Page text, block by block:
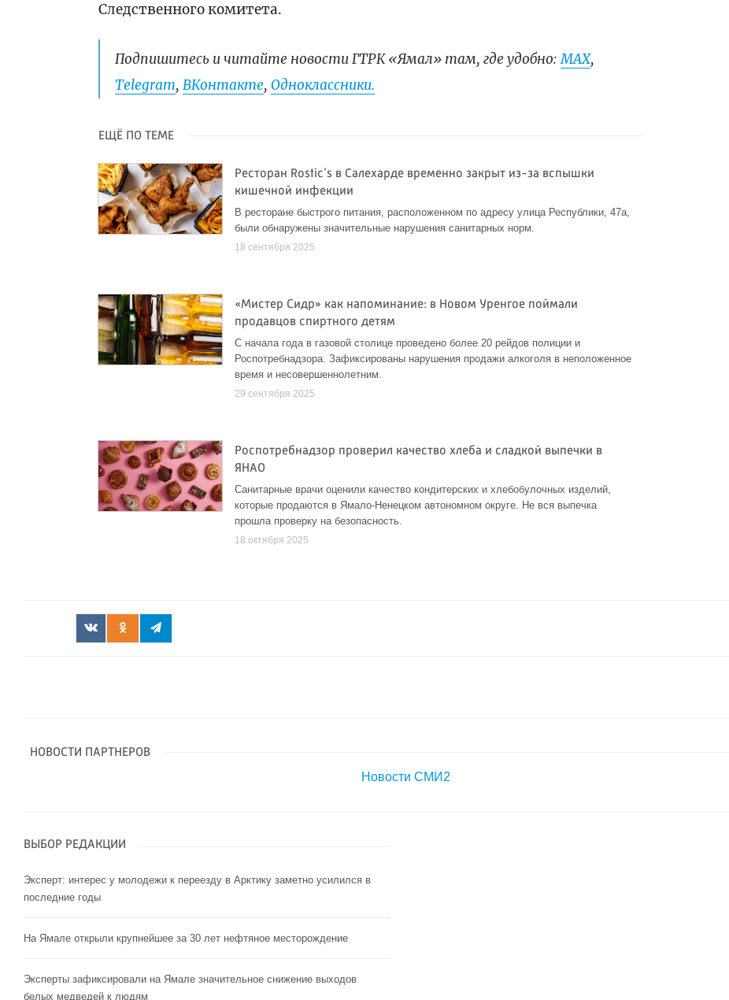
Следственного комитета.
Подпишитесь и читайте новости ГТРК «Ямал» там, где удобно:МАХ,
Telegram,ВКонтакте,Одноклассники.
ЕЩЁ ПО ТЕМЕ
Ресторан Rostic’s в Салехарде временно закрыт из-за вспышки
кишечной инфекции
В ресторане быстрого питания, расположенном по адресу улица Республики, 47а,
были обнаружены значительные нарушения санитарных норм.
18 сентября 2025
«Мистер Сидр» как напоминание: в Новом Уренгое поймали
продавцов спиртного детям
С начала года в газовой столице проведено более 20 рейдов полиции и
Роспотребнадзора. Зафиксированы нарушения продажи алкоголя в неположенное
время и несовершеннолетним.
29 сентября 2025
Роспотребнадзор проверил качество хлеба и сладкой выпечки в
ЯНАО
Санитарные врачи оценили качество кондитерских и хлебобулочных изделий,
которые продаются в Ямало-Ненецком автономном округе. Не вся выпечка
прошла проверку на безопасность.
18 октября 2025
НОВОСТИ ПАРТНЕРОВ
Новости СМИ2
ВЫБОР РЕДАКЦИИ
Эксперт: интерес у молодежи к переезду в Арктику заметно усилился в
последние годы
На Ямале открыли крупнейшее за 30 лет нефтяное месторождение
Эксперты зафиксировали на Ямале значительное снижение выходов
белых медведей к людям